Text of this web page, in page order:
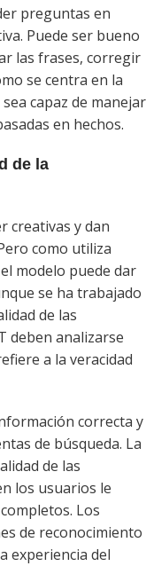
preguntas en
Puede ser bueno
las frases, corregir
se centra en la
capaz de manejar
en hechos.
de la
creativas y dan
como utiliza
modelo puede dar
se ha trabajado
de las
deben analizarse
a la veracidad
correcta y
de búsqueda. La
de las
los usuarios le
Los
de reconocimiento
experiencia del